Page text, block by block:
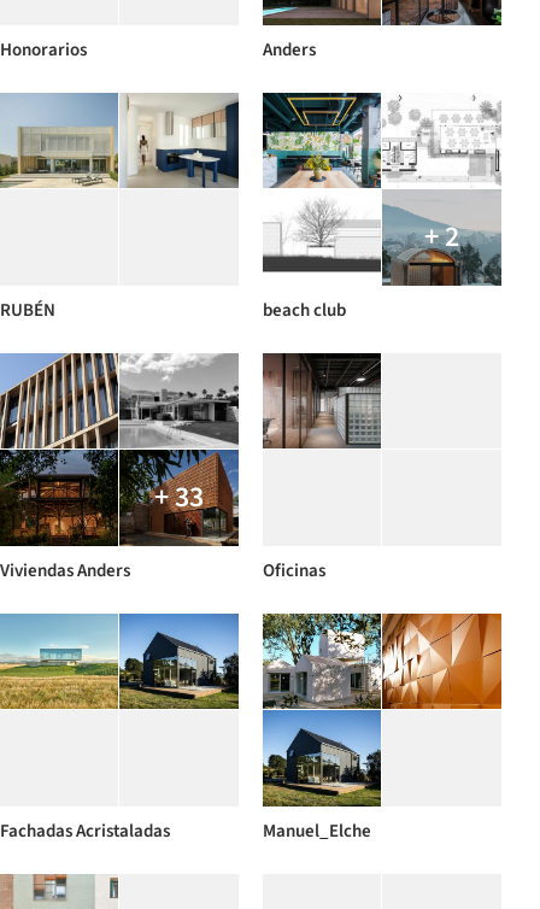
Honorarios Anders
RUBÉN
+ 2
beach club
+ 33
Viviendas Anders Oficinas
Fachadas Acristaladas Manuel_Elche